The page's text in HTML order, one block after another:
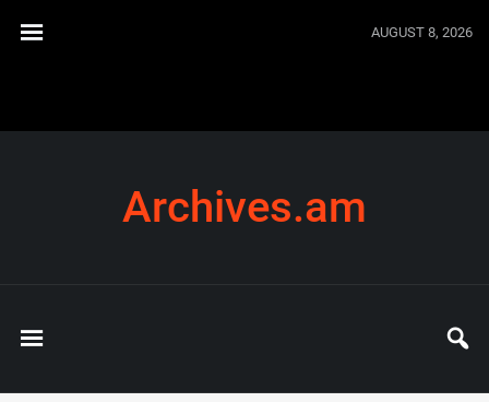
AUGUST 8, 2026
Archives.am